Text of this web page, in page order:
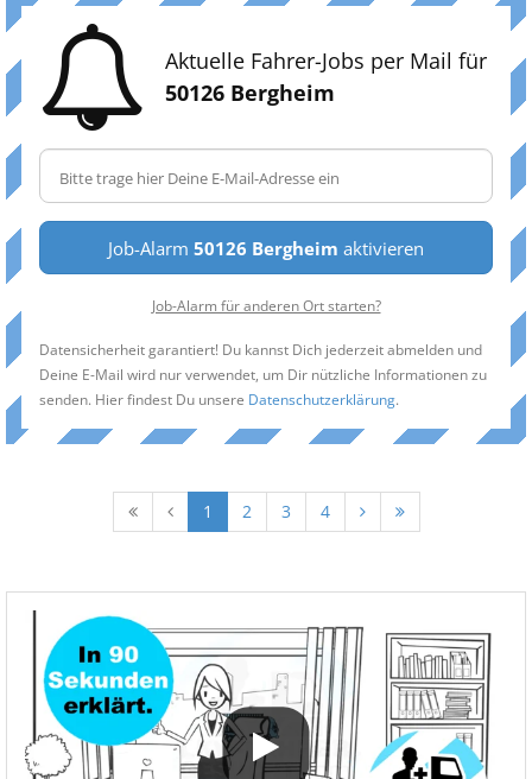
Aktuelle Fahrer-Jobs per Mail für
50126 Bergheim
Job-Alarm 50126 Bergheim aktivieren
Job-Alarm für anderen Ort starten?
Datensicherheit garantiert! Du kannst Dich jederzeit abmelden und
Deine E-Mail wird nur verwendet, um Dir nützliche Informationen zu
senden. Hier findest Du unsere Datenschutzerklärung.
1 2 3 4